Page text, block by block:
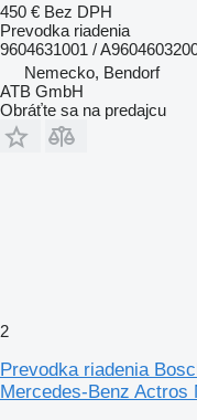
450 € Bez DPH
Prevodka riadenia
9604631001 /
Nemecko, Bendorf
ATB GmbH
Obráťte sa na predajcu
2
Prevodka riadenia
Mercedes-Benz Actros